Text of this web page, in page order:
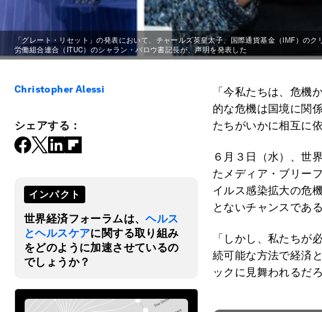
「グレート・リセット」の発表において、チャールズ英皇太子、国際通貨基金（IMF）の
労働組合連合（ITUC）のシャラン・バロウ書記長が、声明を発表した
Christopher Alessi
シェアする：
インパクト
世界経済フォーラムは、ヘルス
とヘルスケアに関する取り組み
をどのように加速させているの
でしょうか？
「今私たちは、危機
的な危機は国境に関
たちがいかに相互に
６月３日（水）、世
たメディア・ブリー
イルス感染拡大の危
とないチャンスであ
「しかし、私たちが
続可能な方法で経済
ックに見舞われるだ